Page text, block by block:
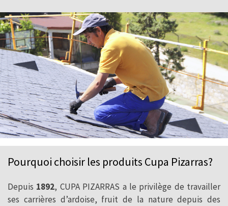
Pourquoi choisir les produits Cupa Pizarras?
Depuis 1892, CUPA PIZARRAS a le privilège de travailler
ses carrières d’ardoise, fruit de la nature depuis des